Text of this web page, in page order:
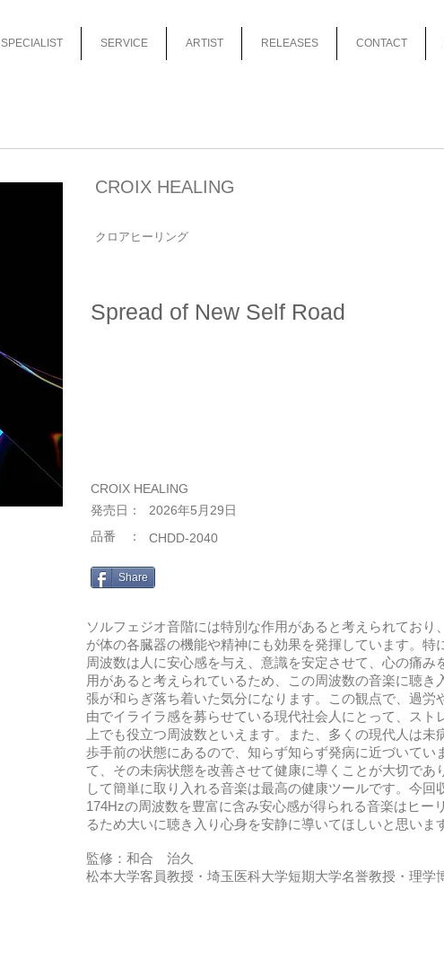
SPECIALIST SERVICE ARTIST RELEASES CONTACT
CROIX HEALING
クロアヒーリング
Spread of New Self Road
CROIX HEALING
2026年5月29日
​発売日：
​品番 ：
CHDD-2040
Share
ソルフェジオ音階には特別な作用があると考えられており
が体の各臓器の機能や精神にも効果を発揮しています。特
周波数は人に安心感を与え、意識を安定させて、心の痛み
用があると考えられているため、この周波数の音楽に聴き
張が和らぎ落ち着いた気分になります。この観点で、過労
由でイライラ感を募らせている現代社会人にとって、スト
上でも役立つ周波数といえます。また、多くの現代人は未
歩手前の状態にあるので、知らず知らず発病に近づいてい
て、その未病状態を改善させて健康に導くことが大切であ
して簡単に取り入れる音楽は最高の健康ツールです。今回
174Hzの周波数を豊富に含み安心感が得られる音楽はヒー
るため大いに聴き入り心身を安静に導いてほしいと思いま
監修：和合 治久
松本大学客員教授・埼玉医科大学短期大学名誉教授・理学